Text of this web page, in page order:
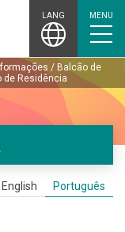
LANG MENU
/ Balcão de
de Residência
English Português